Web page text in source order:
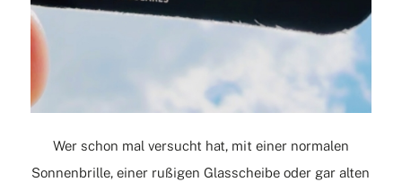
Wer schon mal versucht hat, mit einer normalen
Sonnenbrille, einer rußigen Glasscheibe oder gar alten